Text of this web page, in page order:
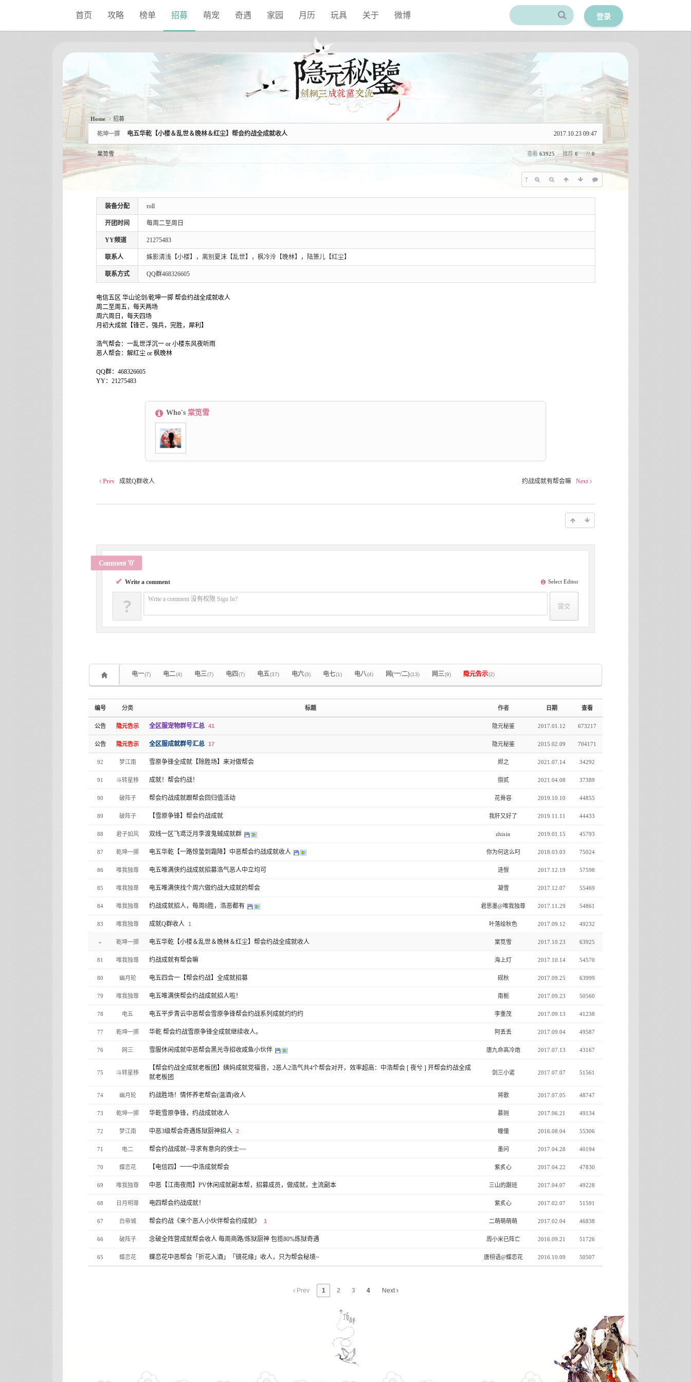
首页 攻略 榜单 招募 萌宠 奇遇 家园 月历 玩具 关于 微博 登录
Home 招募
乾坤一掷 2017.10.23 09:47
电五华乾【小楼＆乱世＆晚林＆红尘】帮会约战全成就收人
棠笕雪 查看 63925 推荐 0 ??0
?
装备分配 roll
开团时间 每周二至周日
YY频道 21275483
联系人 姝影清浅【小楼】，离别夏沫【乱世】，枫冷泠【晚林】，陆箫儿【红尘】
联系方式 QQ群468326605
电信五区 华山论剑/乾坤一掷 帮会约战全成就收人
周二至周五，每天两场
周六周日，每天四场
月初大成就【锋芒，强兵，完胜，犀利】
浩气帮会：一乱世浮沉一 or 小楼东风夜听雨
恶人帮会：解红尘 or 枫晚林
QQ群：468326605
YY：21275483
Who's 棠笕雪
Prev 成就Q群收人 约战成就有帮会嘛 Next
✔ Write a comment Select Editor
? Write a comment 没有权限 Sign In?
Comment '0'
电一(7) 电二(4) 电三(7) 电四 (7) 电五(37) 电六(3) 电七(1) 电八(4) 网(一/二)(13) 网三(9) 隐元告示(2)
编号 分类 标题 作者 日期 查看
公告 隐元告示 全区服宠物群号汇总 41 隐元秘鉴 2017.01.12 673217
公告 隐元告示 全区服成就群号汇总 17 隐元秘鉴 2015.02.09 704171
92 梦江南 雪原争锋全成就【除胜场】来对做帮会 烬之 2021.07.14 34292
91 斗转星移 成就！帮会约战！ 捌贰 2021.04.08 37389
90 破阵子 帮会约战成就跟帮会回归值活动 花骨容 2019.10.10 44855
89 破阵子 【雪原争锋】帮会约战成就 我肝又好了 2019.11.11 44433
88 君子如风 双线一区飞鸢泛月李渡鬼蜮成就群 zhixin 2019.01.15 45793
87 乾坤一掷 电五华乾【一路惊蛰到霜降】中恶帮会约战成就收人 你为何这么叼 2018.03.03 75024
86 唯我独尊 电五唯满侠约战成就招募浩气恶人中立均可 涟恨 2017.12.19 57598
85 唯我独尊 电五唯满侠找个周六做约战大成就的帮会 凝雪 2017.12.07 55469
84 唯我独尊 约战成就招人，每周8胜，浩恶都有 君思墨@唯我独尊 2017.11.29 54861
83 唯我独尊 成就Q群收人 1 叶落绘秋色 2017.09.12 49232
» 乾坤一掷 电五华乾【小楼＆乱世＆晚林＆红尘】帮会约战全成就收人 棠笕雪 2017.10.23 63925
81 唯我独尊 约战成就有帮会嘛 海上灯 2017.10.14 54570
80 幽月轮 电五四合一【帮会约战】全成就招募 砚秋 2017.09.25 63999
79 唯我独尊 电五唯满侠帮会约战成就招人啦！ 南栀 2017.09.23 50560
78 电五 电五平步青云中恶帮会雪原争锋帮会约战系列成就约约约 李重茂 2017.09.13 41238
77 乾坤一掷 华乾 帮会约战雪原争锋全成就继续收人。 阿丢丢 2017.09.04 49587
76 网三 雪服休闲成就中恶帮会黑光寺招收咸鱼小伙伴 唐九命高冷炮 2017.07.13 43167
75 斗转星移
【帮会约战全成就老板团】姨妈成就党福音，2恶人2浩气共4个帮会对开，效率超高：中浩帮会 [ 夜兮 ] 开帮会约战全成
就老板团
剑三小诺 2017.07.07 51561
74 幽月轮 约战胜场！情怀养老帮会(温酒)收人 将歌 2017.07.05 48747
73 乾坤一掷 华乾雪原争锋，约战成就收人 慕则 2017.06.21 49134
72 梦江南 中恶3级帮会奇遇炼狱厨神招人 2 瞳僮 2016.08.04 55306
71 电二 帮会约战成就~寻求有意向的侠士~~ 墨问 2017.04.28 40194
70 蝶恋花 【电信四】一一中浩成就帮会 紫炙心 2017.04.22 47830
69 唯我独尊 中恶【江南夜雨】PV休闲成就副本帮，招募成员，做成就，主流副本 三山的跟班 2017.04.07 49228
68 日月明尊 电四帮会约战成就！ 紫炙心 2017.02.07 51591
67 白帝城 帮会约战《来个恶人小伙伴帮会约成就》 1 二萌萌萌萌 2017.02.04 46838
66 破阵子 念破全阵营成就帮会收人 每周商路/炼狱厨神 包揽80%炼狱奇遇 周小米已阵亡 2016.09.21 51726
65 蝶恋花 蝶恋花中恶帮会「折花入酒」「镜花缘」收人，只为帮会秘境~ 唐栩语@蝶恋花 2016.10.09 50507
Prev 1 2 3 4 Next
Sketchbook5, 스케치북5
Sketchbook5, 스케치북5